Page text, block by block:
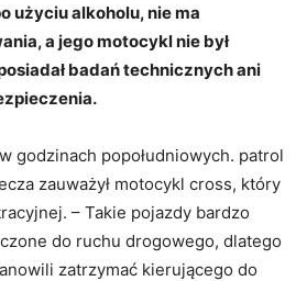
użyciu alkoholu, nie ma
a jego motocykl nie był
badań technicznych ani
godzinach popołudniowych. patrol
zauważył motocykl cross, który
– Takie pojazdy bardzo
do ruchu drogowego, dlatego
zatrzymać kierującego do